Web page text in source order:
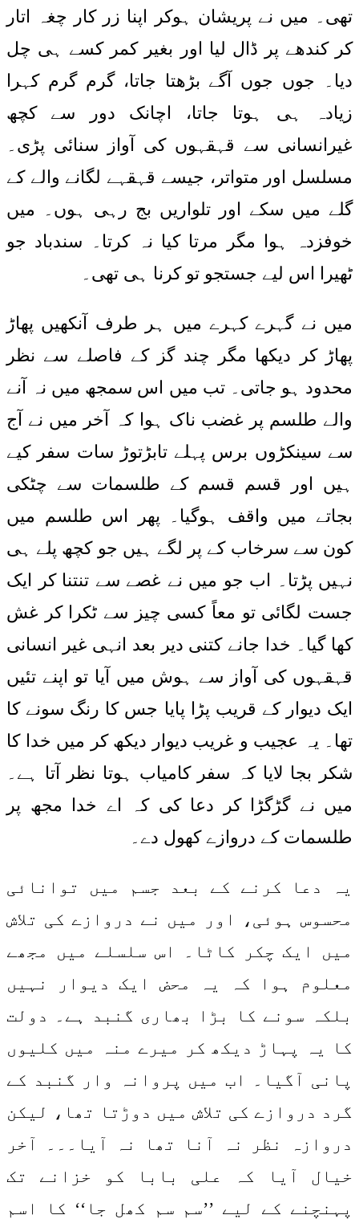
تھی۔ میں نے پریشان ہوکر اپنا زر کار چغہ اتار
کر کندھے پر ڈال لیا اور بغیر کمر کسے ہی چل
دیا۔ جوں جوں آگے بڑھتا جاتا، گرم گرم کہرا
زیادہ ہی ہوتا جاتا، اچانک دور سے کچھ
غیرانسانی سے قہقہوں کی آواز سنائی پڑی۔
مسلسل اور متواتر، جیسے قہقہے لگانے والے کے
گلے میں سکے اور تلواریں بج رہی ہوں۔ میں
خوفزدہ ہوا مگر مرتا کیا نہ کرتا۔ سندباد جو
ٹھیرا اس لیے جستجو تو کرنا ہی تھی۔
میں نے گہرے کہرے میں ہر طرف آنکھیں پھاڑ
پھاڑ کر دیکھا مگر چند گز کے فاصلے سے نظر
محدود ہو جاتی۔ تب میں اس سمجھ میں نہ آنے
والے طلسم پر غضب ناک ہوا کہ آخر میں نے آج
سے سینکڑوں برس پہلے تابڑتوڑ سات سفر کیے
ہیں اور قسم قسم کے طلسمات سے چٹکی
بجاتے میں واقف ہوگیا۔ پھر اس طلسم میں
کون سے سرخاب کے پر لگے ہیں جو کچھ پلے ہی
نہیں پڑتا۔ اب جو میں نے غصے سے تنتنا کر ایک
جست لگائی تو معاً کسی چیز سے ٹکرا کر غش
کھا گیا۔ خدا جانے کتنی دیر بعد انہی غیر انسانی
قہقہوں کی آواز سے ہوش میں آیا تو اپنے تئیں
ایک دیوار کے قریب پڑا پایا جس کا رنگ سونے کا
تھا۔ یہ عجیب و غریب دیوار دیکھ کر میں خدا کا
شکر بجا لایا کہ سفر کامیاب ہوتا نظر آتا ہے۔
میں نے گڑگڑا کر دعا کی کہ اے خدا مجھ پر
طلسمات کے دروازے کھول دے۔
یہ دعا کرنے کے بعد جسم میں توانائی
محسوس ہوئی، اور میں نے دروازے کی تلاش
میں ایک چکر کاٹا۔ اس سلسلے میں مجھے
معلوم ہوا کہ یہ محض ایک دیوار نہیں
بلکہ سونے کا بڑا بھاری گنبد ہے۔ دولت
کا یہ پہاڑ دیکھ کر میرے منہ میں کلیوں
پانی آگیا۔ اب میں پروانہ وار گنبد کے
گرد دروازے کی تلاش میں دوڑتا تھا، لیکن
دروازہ نظر نہ آنا تھا نہ آیا۔۔۔ آخر
خیال آیا کہ علی بابا کو خزانے تک
پہنچنے کے لیے ’’سم سم کھل جا‘‘ کا اسم